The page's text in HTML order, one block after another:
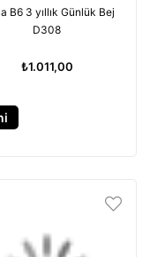
B6 3 yıllık Günlük Bej
D308
₺1.011,00